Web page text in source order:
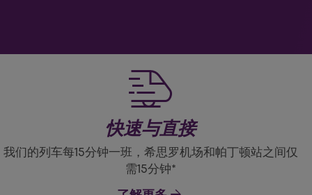
快速与直接
我们的列车每15分钟一班，希思罗机场和帕丁顿站之间仅
需15分钟*